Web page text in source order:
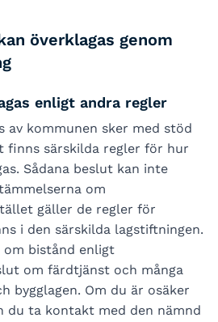
överklagas genom
enligt andra regler
av kommunen sker med stöd
finns särskilda regler för hur
Sådana beslut kan inte
om
gäller de regler för
i den särskilda lagstiftningen.
bistånd enligt
om färdtjänst och många
bygglagen. Om du är osäker
du ta kontakt med den nämnd